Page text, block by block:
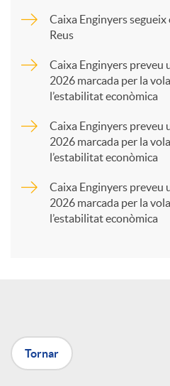
p
a
X
Caixa Enginyers
Reus
Caixa Enginyers preveu
2026 marcada per la
l’estabilitat econòmica
Caixa Enginyers preveu
2026 marcada per la
l’estabilitat econòmica
Caixa Enginyers preveu
2026 marcada per la
l’estabilitat econòmica
Tornar